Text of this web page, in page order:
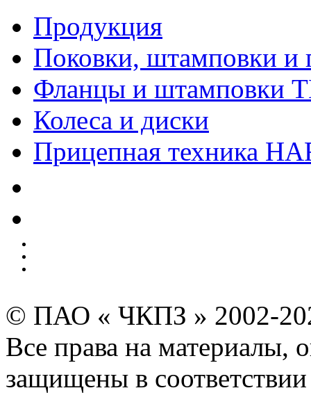
Продукция
Поковки, штамповки и
Фланцы и штамповки
Колеса и диски
Прицепная техника
© ПАО « ЧКПЗ » 2002-
Все права на материалы,
защищены в соответствии